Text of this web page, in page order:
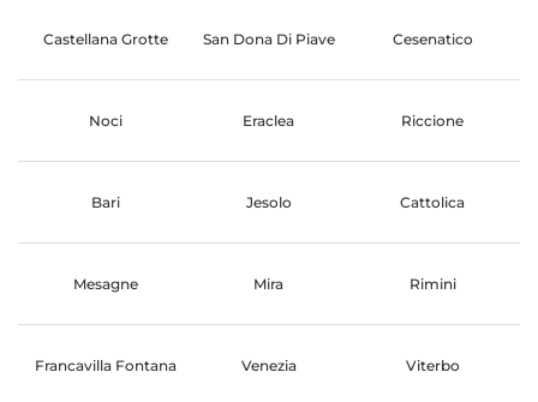
Castellana Grotte San Dona Di Piave Cesenatico
Noci Eraclea Riccione
Bari Jesolo Cattolica
Mesagne Mira Rimini
Francavilla Fontana Venezia Viterbo